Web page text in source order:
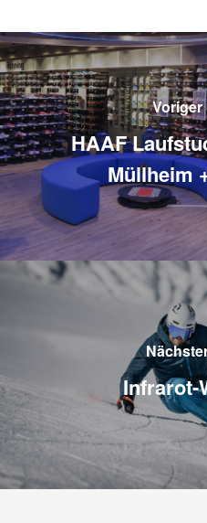
HAAF
Müllheim
Infrarot-